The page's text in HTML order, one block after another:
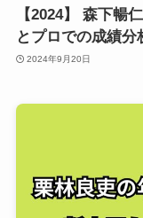
【2024】 森下暢
とプロでの成績分
2024年9月20日